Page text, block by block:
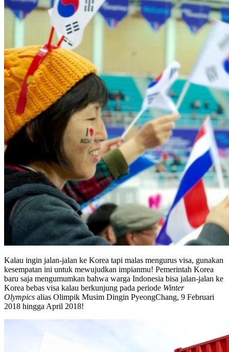
Kalau ingin jalan-jalan ke Korea tapi malas mengurus visa, gunakan
kesempatan ini untuk mewujudkan impianmu! Pemerintah Korea
baru saja mengumumkan bahwa warga Indonesia bisa jalan-jalan ke
Korea bebas visa kalau berkunjung pada periode Winter
Olympics alias Olimpik Musim Dingin PyeongChang, 9 Februari
2018 hingga April 2018!